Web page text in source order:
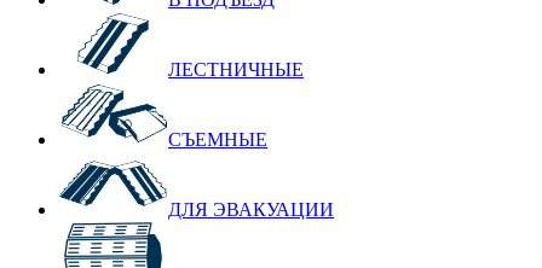
ЛЕСТНИЧНЫЕ
СЪЕМНЫЕ
ДЛЯ ЭВАКУАЦИИ